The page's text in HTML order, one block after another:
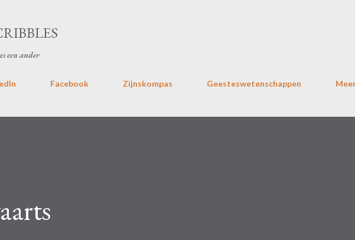
een ander
Facebook Zijnskompas Geesteswetenschappen